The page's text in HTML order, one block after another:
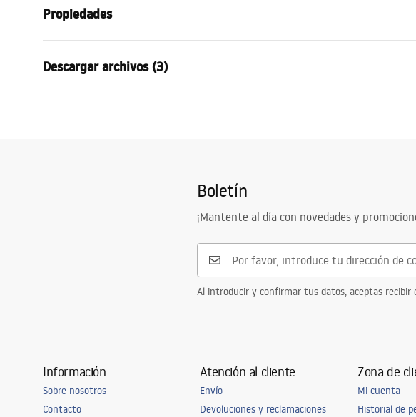
Propiedades
Método de instalación
Color
Negro
Electroplating
5 años
Descargar archivos (3)
Warranty_Terms_and_Conditions_Boletín
¡Mantente al día con novedades y
Al introducir y confirmar tus datos, aceptas recibir
Información
Sobre nosotros
Contacto
Atención al cliente
Envío
Devoluciones y reclamaciones
Zona de
Mi cuenta
Historial de